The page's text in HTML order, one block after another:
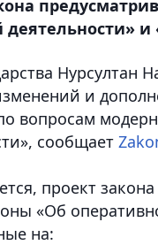
деятельности» и
и
вопросам
сообщает
проект
«Об
на: